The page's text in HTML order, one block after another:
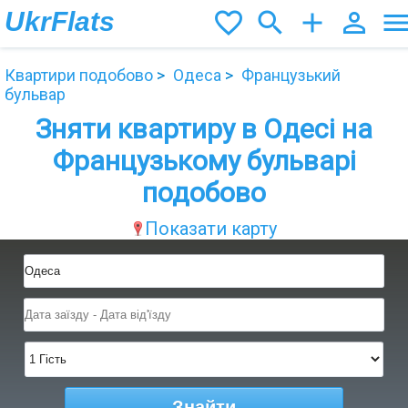
UkrFlats person_outline
add
search
favorite_border
Квартири подобово Одеса
Французький
бульвар
Зняти квартиру в Одесі на
Французькому бульварі
подобово
Показати карту